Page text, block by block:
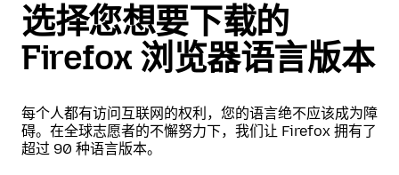
选择您想要下载的
Firefox 浏览器语言版本
每个人都有访问互联网的权利，您的语言绝不应该成为障
碍。在全球志愿者的不懈努力下，我们让 Firefox 拥有了
超过 90 种语言版本。